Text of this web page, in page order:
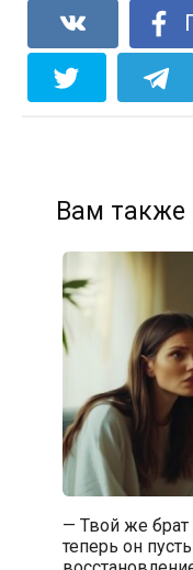
Вам также
— Твой же
теперь он